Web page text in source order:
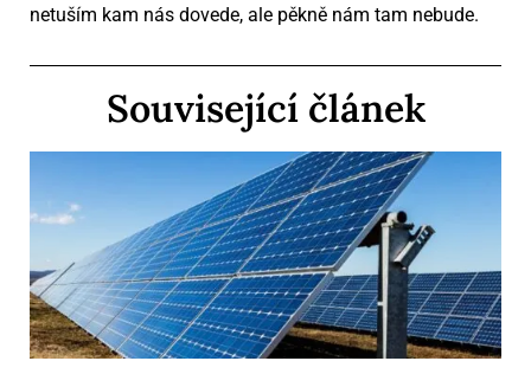
netuším kam nás dovede, ale pěkně nám tam nebude.
Související článek